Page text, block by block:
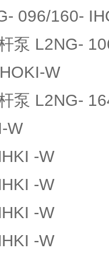
096/160-
泵 L2NG-
W
泵 L2NG-
W
-W
-W
-W
-W